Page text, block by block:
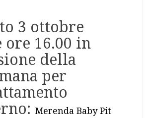
3 ottobre
ore 16.00 in
della
per
Merenda Baby Pit